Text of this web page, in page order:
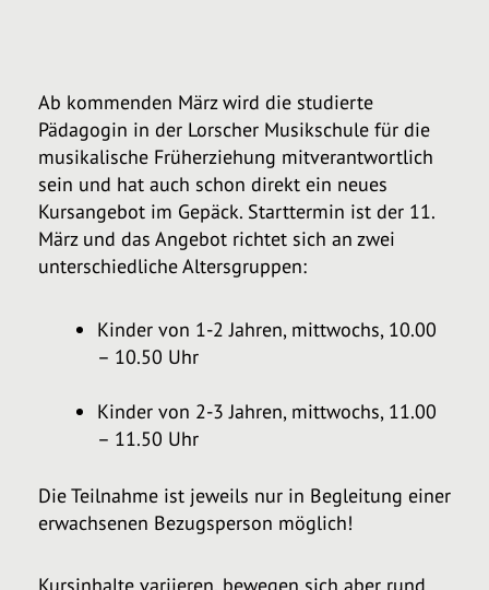
Ab kommenden März wird die studierte
Pädagogin in der Lorscher Musikschule für die
musikalische Früherziehung mitverantwortlich
sein und hat auch schon direkt ein neues
Kursangebot im Gepäck. Starttermin ist der 11.
März und das Angebot richtet sich an zwei
unterschiedliche Altersgruppen:
Kinder von 1-2 Jahren, mittwochs, 10.00
– 10.50 Uhr
Kinder von 2-3 Jahren, mittwochs, 11.00
– 11.50 Uhr
Die Teilnahme ist jeweils nur in Begleitung einer
erwachsenen Bezugsperson möglich!